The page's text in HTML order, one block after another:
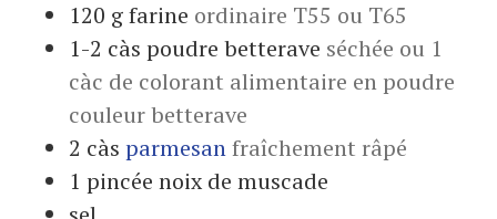
120 gfarine ordinaire T55 ou T65
1-2 càs poudre betterave séchée ou 1
càc de colorant alimentaire en poudre
couleur betterave
2 càs parmesanfraîchement râpé
1 pincée noix de muscade